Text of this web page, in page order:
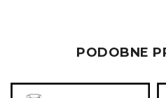
PODOBNE